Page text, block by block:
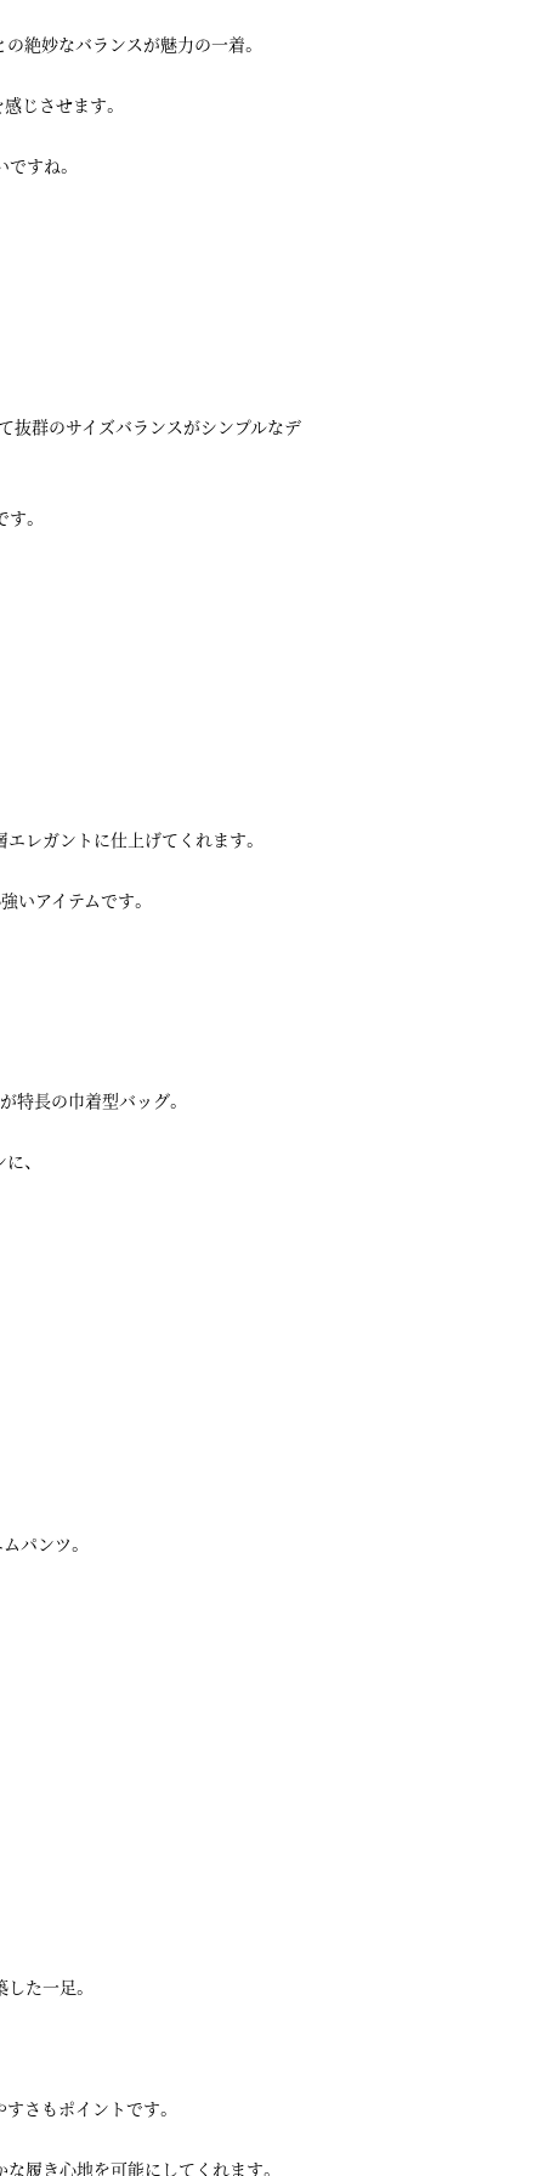
絶妙なバランスが魅力の一着。
じさせます。
すね。
抜群のサイズバランスがシンプルなデ
。
レガントに仕上げてくれます。
いアイテムです。
特長の巾着型バッグ。
、
パンツ。
た一足。
さもポイントです。
履き心地を可能にしてくれます。